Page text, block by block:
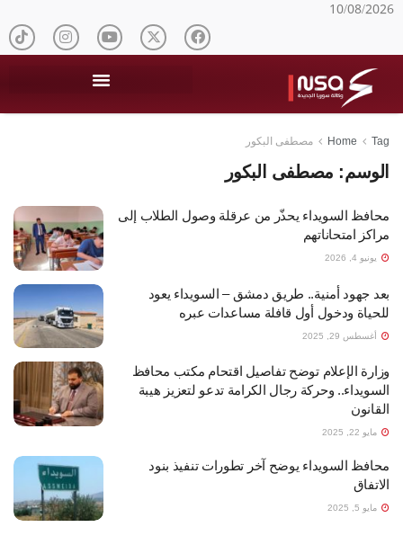
10/08/2026
Home Tag مصطفى البكور
الوسم: مصطفى البكور
محافظ السويداء يحذّر من عرقلة وصول الطلاب إلى
مراكز امتحاناتهم
يونيو 4, 2026
بعد جهود أمنية.. طريق دمشق – السويداء يعود
للحياة ودخول أول قافلة مساعدات عبره
أغسطس 29, 2025
وزارة الإعلام توضح تفاصيل اقتحام مكتب محافظ
السويداء.. وحركة رجال الكرامة تدعو لتعزيز هيبة
القانون
مايو 22, 2025
محافظ السويداء يوضح آخر تطورات تنفيذ بنود
الاتفاق
مايو 5, 2025